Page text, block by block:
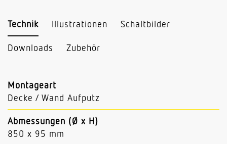
Technik Illustrationen Schaltbilder
Downloads Zubehör
Montageart
Decke / Wand Aufputz
Abmessungen (Ø x H)
850 x 95 mm